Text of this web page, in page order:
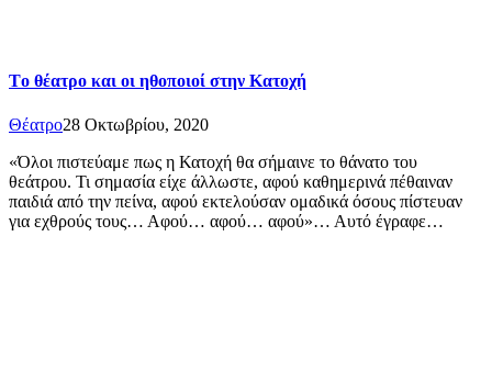
Tο θέατρο και οι ηθοποιοί στην Κατοχή
Θέατρο28 Οκτωβρίου, 2020
«Όλοι πιστεύαμε πως η Κατοχή θα σήμαινε το θάνατο του
θεάτρου. Τι σημασία είχε άλλωστε, αφού καθημερινά πέθαιναν
παιδιά από την πείνα, αφού εκτελούσαν ομαδικά όσους πίστευαν
για εχθρούς τους… Αφού… αφού… αφού»… Αυτό έγραφε…